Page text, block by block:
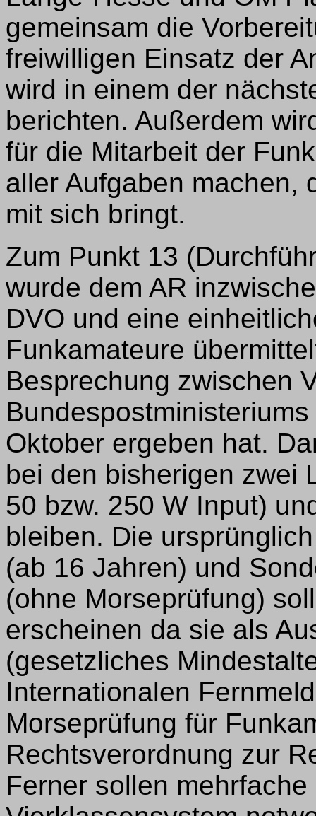
gemeinsam die
freiwilligen Einsatz der
wird in einem der
berichten. Außerdem
für die Mitarbeit der
aller Aufgaben machen,
mit sich bringt.
Zum Punkt 13
wurde dem AR
DVO und eine
Funkamateure
Besprechung zwischen
Oktober ergeben hat.
bei den bisherigen zwei
50 bzw. 250 W Input)
bleiben. Die
(ab 16 Jahren) und
(ohne Morseprüfung)
erscheinen da sie als
(gesetzliches
Internationalen
Morseprüfung für
Rechtsverordnung zur
Ferner sollen